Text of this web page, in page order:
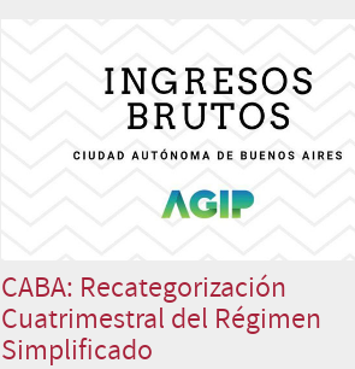
CABA: Recategorización
Cuatrimestral del Régimen
Simplificado